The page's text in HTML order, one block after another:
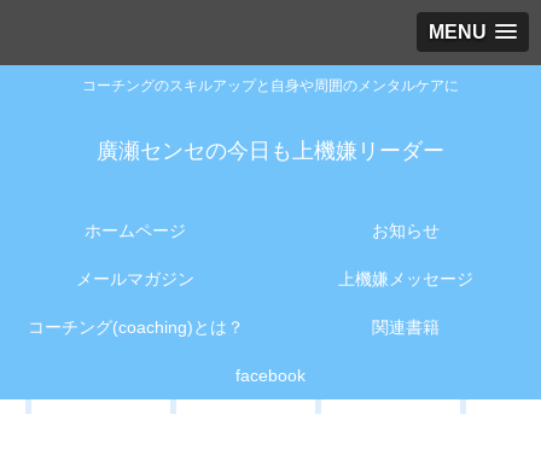
MENU
コーチングのスキルアップと自身や周囲のメンタルケアに
廣瀬センセの今日も上機嫌リーダー
ホームページ お知らせ
メールマガジン 上機嫌メッセージ
コーチング(coaching)とは？ 関連書籍
facebook